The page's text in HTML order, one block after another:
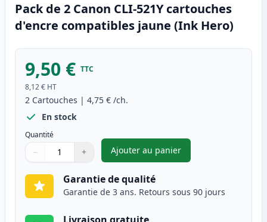
Pack de 2 Canon CLI-521Y cartouches
d'encre compatibles jaune (Ink Hero)
9,50 € TTC
8,12 € HT
2 Cartouches | 4,75 € /ch.
En stock
Quantité
Quantité
Utilisez les boutons pour ajuster
− +
Quantité
Ajouter au panier
,Pack de 2 Canon CLI-521Y
Garantie de qualité
Garantie de 3 ans. Retours sous 90 jours